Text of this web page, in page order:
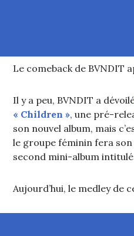
Le comeback de BVNDIT
Il y a peu, BVNDIT a
« Children », une pré-
son nouvel album, mais
le groupe féminin fera son
second mini-album intitulé
Aujourd’hui, le medley de